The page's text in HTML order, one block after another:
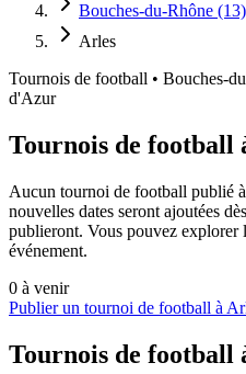
Bouches-du-Rhône (13)
Arles
Tournois de football • Bouches-
d'Azur
Tournois de football
Aucun tournoi de football publié
nouvelles dates seront ajoutées
publieront. Vous pouvez explorer
événement.
0 à venir
Publier un tournoi de football à
Tournois de football